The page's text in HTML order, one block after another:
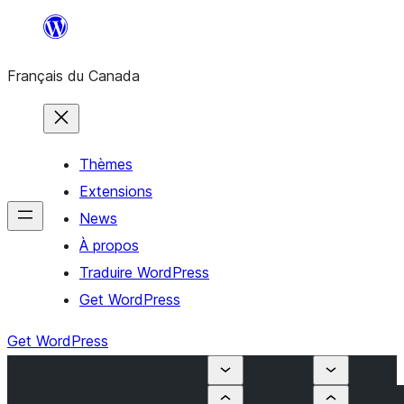
contenu
Français du Canada
Thèmes
Extensions
News
À propos
Traduire WordPress
Get WordPress
Get WordPress